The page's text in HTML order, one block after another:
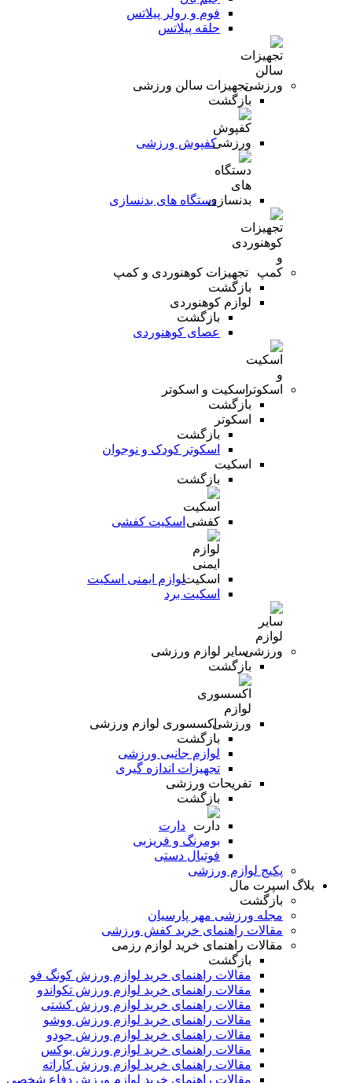
فوم و رولر پیلاتس
حلقه پیلاتس
تجهیزات سالن ورزشی
بازگشت
کفپوش ورزشی
دستگاه های بدنسازی
تجهیزات کوهنوردی و کمپ
بازگشت
لوازم کوهنوردی
بازگشت
عصای کوهنوردی
اسکیت و اسکوتر
بازگشت
اسکوتر
بازگشت
اسکوتر کودک و نوجوان
اسکیت
بازگشت
اسکیت کفشی
لوازم ایمنی اسکیت
اسکیت برد
سایر لوازم ورزشی
بازگشت
اکسسوری لوازم ورزشی
بازگشت
لوازم جانبی ورزشی
تجهیزات اندازه گیری
تفریحات ورزشی
بازگشت
دارت
بومرنگ و فریزبی
فوتبال دستی
پکیج لوازم ورزشی
بلاگ اسپرت مال
بازگشت
مجله ورزشی مهر پارسیان
مقالات راهنمای خرید کفش ورزشی
مقالات راهنمای خرید لوازم رزمی
بازگشت
مقالات راهنمای خرید لوازم ورزش کونگ فو
مقالات راهنمای خرید لوازم ورزش تکواندو
مقالات راهنمای خرید لوازم ورزش کشتی
مقالات راهنمای خرید لوازم ورزش ووشو
مقالات راهنمای خرید لوازم ورزش جودو
مقالات راهنمای خرید لوازم ورزش بوکس
مقالات راهنمای خرید لوازم ورزش کاراته
مقالات راهنمای خرید لوازم ورزش دفاع شخصی